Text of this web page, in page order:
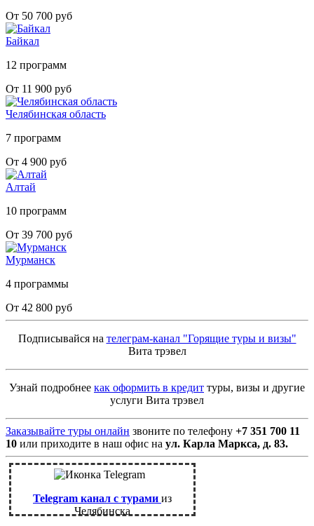
От 50 700 руб
Байкал
12 программ
От 11 900 руб
Челябинская область
7 программ
От 4 900 руб
Алтай
10 программ
От 39 700 руб
Мурманск
4 программы
От 42 800 руб
Подписывайся на телеграм-канал "Горящие туры и визы"
Вита трэвел
Узнай подробнее как оформить в кредит туры, визы и другие
услуги Вита трэвел
Заказывайте туры онлайн звоните по телефону +7 351 700 11
10 или приходите в наш офис на ул. Карла Маркса, д. 83.
Telegram канал с турами из
Челябинска